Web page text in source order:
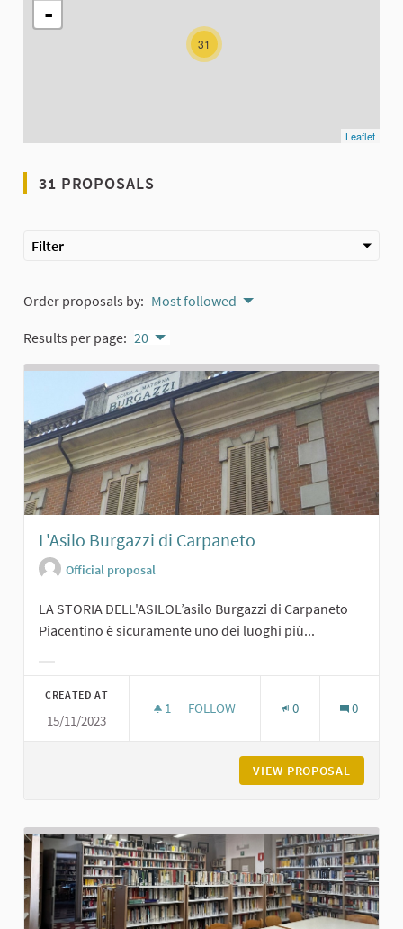
31
-
Leaflet
31 PROPOSALS
Filter
Order proposals by: Most followed
Results per page: 20
L'Asilo Burgazzi di Carpaneto
Official proposal
LA STORIA DELL'ASILOL’asilo Burgazzi di Carpaneto
Piacentino è sicuramente uno dei luoghi più...
CREATED AT
15/11/2023
1 1 FOLLOWER
FOLLOW 0 0
VIEW PROPOSAL